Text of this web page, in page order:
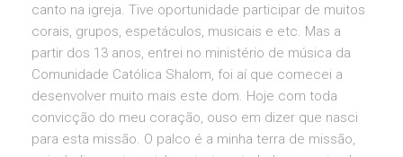
canto na igreja. Tive oportunidade participar de muitos
corais, grupos, espetáculos, musicais e etc. Mas a
partir dos 13 anos, entrei no ministério de música da
Comunidade Católica Shalom, foi aí que comecei a
desenvolver muito mais este dom. Hoje com toda
convicção do meu coração, ouso em dizer que nasci
para esta missão. O palco é a minha terra de missão,